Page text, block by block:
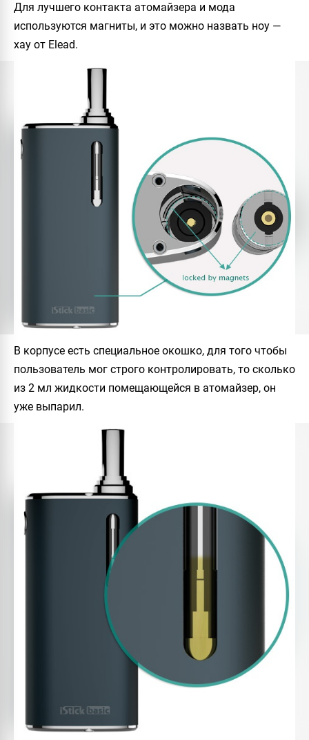
Для лучшего контакта атомайзера и мода
используются магниты, и это можно назвать ноу —
хау от Elead.
В корпусе есть специальное окошко, для того чтобы
пользователь мог строго контролировать, то сколько
из 2 мл жидкости помещающейся в атомайзер, он
уже выпарил.